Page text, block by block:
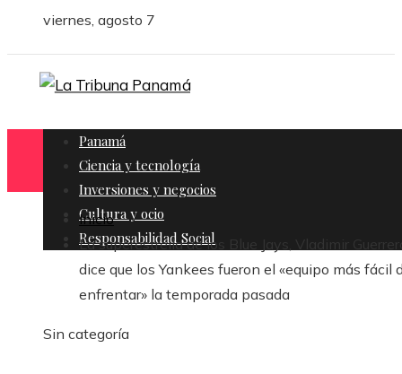
viernes, agosto 7
Panamá
Ciencia y tecnología
Inversiones y negocios
Cultura y ocio
Responsabilidad Social
Inicio
La superestrella de los Blue Jays, Vladimir
dice que los Yankees fueron el «equipo más fácil
enfrentar» la temporada pasada
Sin categoría